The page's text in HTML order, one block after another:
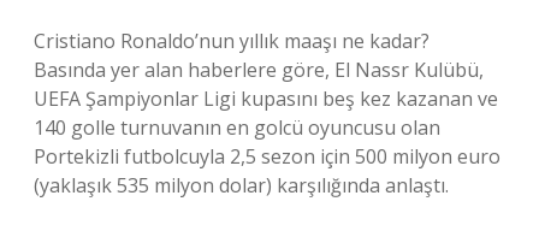
Cristiano Ronaldo’nun yıllık maaşı ne kadar?
Basında yer alan haberlere göre, El Nassr Kulübü,
UEFA Şampiyonlar Ligi kupasını beş kez kazanan ve
140 golle turnuvanın en golcü oyuncusu olan
Portekizli futbolcuyla 2,5 sezon için 500 milyon euro
(yaklaşık 535 milyon dolar) karşılığında anlaştı.